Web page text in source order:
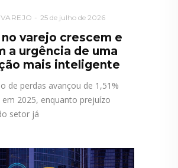
25 de julho de 2026
no varejo crescem e
a urgência de uma
mais inteligente
de perdas avançou de 1,51%
em 2025, enquanto prejuízo
setor já